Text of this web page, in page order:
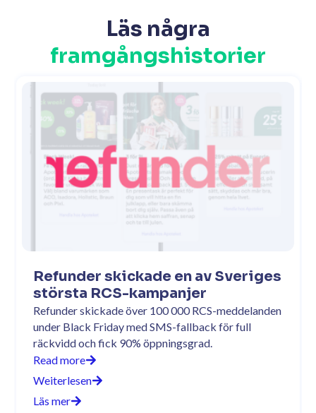
Läs några
framgångshistorier
Refunder skickade en av Sveriges
största RCS-kampanjer
Refunder skickade över 100 000 RCS-meddelanden
under Black Friday med SMS-fallback för full
räckvidd och fick 90% öppningsgrad.
Read more
Weiterlesen
Läs mer